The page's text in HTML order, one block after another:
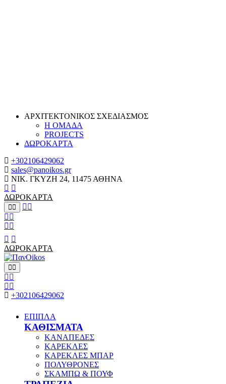
ΑΡΧΙΤΕΚΤΟΝΙΚΟΣ ΣΧΕΔΙΑΣΜΟΣ
Η ΟΜΑΔΑ
PROJECTS
ΔΩΡΟΚΑΡΤΑ
+302106429062
sales@panoikos.gr
ΝΙΚ. ΓΚΥΖΗ 24, 11475 ΑΘΗΝΑ
ΔΩΡΟΚΑΡΤΑ
ΔΩΡΟΚΑΡΤΑ
+302106429062
ΕΠΙΠΛΑ
ΚΑΘΙΣΜΑΤΑ
ΚΑΝΑΠΕΔΕΣ
ΚΑΡΕΚΛΕΣ
ΚΑΡΕΚΛΕΣ ΜΠΑΡ
ΠΟΛΥΘΡΟΝΕΣ
ΣΚΑΜΠΩ & ΠΟΥΦ